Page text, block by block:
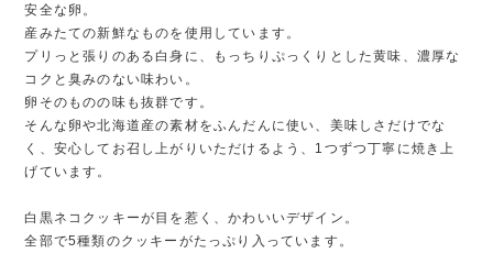
安全な卵。
産みたての新鮮なものを使用しています。
プリっと張りのある白身に、もっちりぷっくりとした黄味、濃厚な
コクと臭みのない味わい。
卵そのものの味も抜群です。
そんな卵や北海道産の素材をふんだんに使い、美味しさだけでな
く、安心してお召し上がりいただけるよう、1つずつ丁寧に焼き上
げています。
白黒ネコクッキーが目を惹く、かわいいデザイン。
全部で5種類のクッキーがたっぷり入っています。